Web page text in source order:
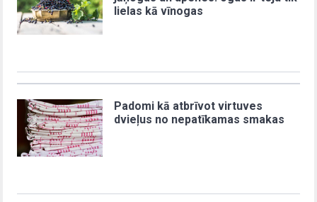
lielas kā vīnogas
Padomi kā atbrīvot virtuves
dvieļus no nepatīkamas smakas